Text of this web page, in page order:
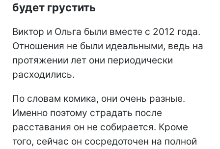
будет грустить
Виктор и Ольга были вместе с 2012 года.
Отношения не были идеальными, ведь на
протяжении лет они периодически
расходились.
По словам комика, они очень разные.
Именно поэтому страдать после
расставания он не собирается. Кроме
того, сейчас он сосредоточен на полной